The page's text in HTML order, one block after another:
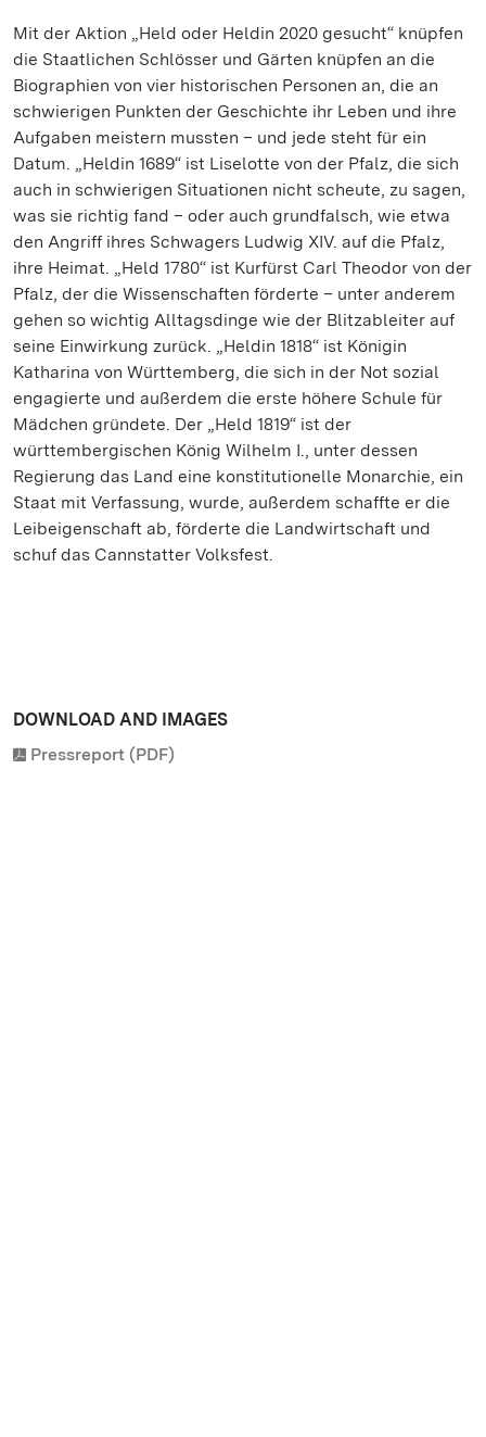
Mit der Aktion „Held oder Heldin 2020 gesucht“ knüpfen
die Staatlichen Schlösser und Gärten knüpfen an die
Biographien von vier historischen Personen an, die an
schwierigen Punkten der Geschichte ihr Leben und ihre
Aufgaben meistern mussten – und jede steht für ein
Datum. „Heldin 1689“ ist Liselotte von der Pfalz, die sich
auch in schwierigen Situationen nicht scheute, zu sagen,
was sie richtig fand – oder auch grundfalsch, wie etwa
den Angriff ihres Schwagers Ludwig XIV. auf die Pfalz,
ihre Heimat. „Held 1780“ ist Kurfürst Carl Theodor von der
Pfalz, der die Wissenschaften förderte – unter anderem
gehen so wichtig Alltagsdinge wie der Blitzableiter auf
seine Einwirkung zurück. „Heldin 1818“ ist Königin
Katharina von Württemberg, die sich in der Not sozial
engagierte und außerdem die erste höhere Schule für
Mädchen gründete. Der „Held 1819“ ist der
württembergischen König Wilhelm I., unter dessen
Regierung das Land eine konstitutionelle Monarchie, ein
Staat mit Verfassung, wurde, außerdem schaffte er die
Leibeigenschaft ab, förderte die Landwirtschaft und
schuf das Cannstatter Volksfest.
DOWNLOAD AND IMAGES
Pressreport (PDF)